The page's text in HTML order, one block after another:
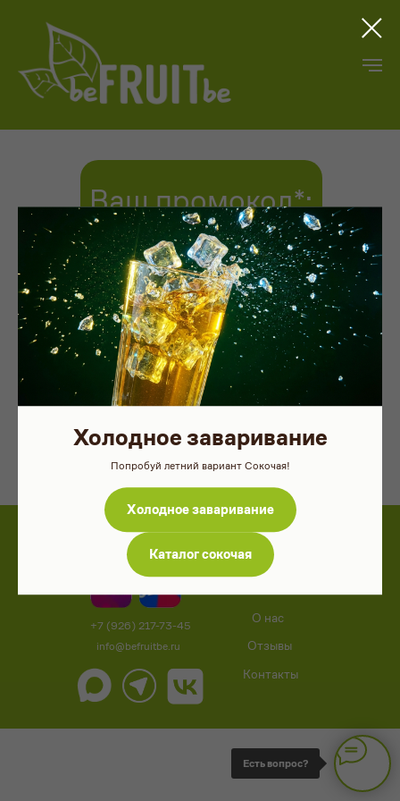
Ваш промокод*:
SOKOTEA15
Просто скопируйте, и вставьте в
поле "промокод" при оформлении
заказа. Скидка применится
автоматически.
* скидка до 15%, в зависимости от ценовой категории и
пока акционные товары есть в наличии.
Выбрать Сокочай
Холодное заваривание
Попробуй летний вариант Сокочая!
Холодное заваривание
Каталог сокочая
info@befruitbe.ru
+7 (926) 217-73-45
Контакты
Отзывы
О нас
Каталог
Есть вопрос?